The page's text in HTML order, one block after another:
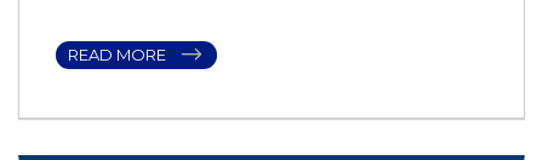
READ MORE